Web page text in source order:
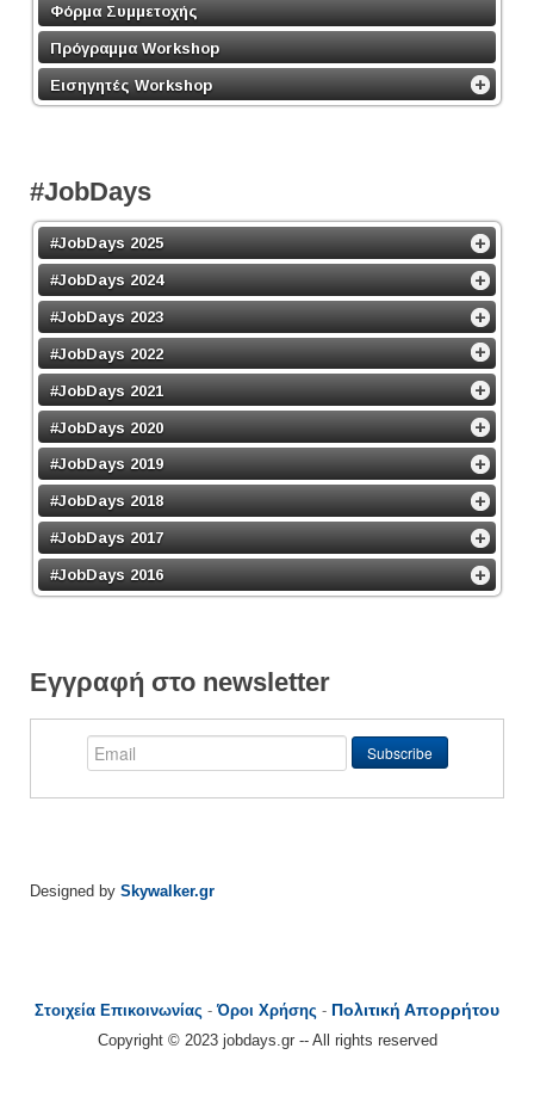
Φόρμα Συμμετοχής
Πρόγραμμα Workshop
Εισηγητές Workshop
#JobDays
#JobDays 2025
#JobDays 2024
#JobDays 2023
#JobDays 2022
#JobDays 2021
#JobDays 2020
#JobDays 2019
#JobDays 2018
#JobDays 2017
#JobDays 2016
Εγγραφή στο newsletter
Designed by Skywalker.gr
Στοιχεία Επικοινωνίας -Όροι Χρήσης - Πολιτική Απορρήτου
Copyright © 2023 jobdays.gr -- All rights reserved